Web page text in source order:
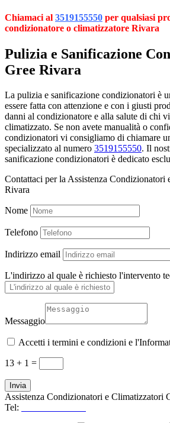
Chiamaci al 3519155550 per qualsiasi
condizionatore o climatizzatore Rivara
Pulizia e Sanificazione
Gree Rivara
La pulizia e sanificazione condizionatori è
essere fatta con attenzione e con i giusti
danni al condizionatore e alla salute di chi
climatizzato. Se non avete manualità o
condizionatori vi consigliamo di chiamare
specializzato al numero 3519155550. Il
sanificazione condizionatori è dedicato
Contattaci per la Assistenza Condizionatori
Rivara
Nome
Telefono
Indirizzo email
L'indirizzo al quale è richiesto l'intervento
Messaggio
Accetti i termini e condizioni e
13 + 1 =
Invia
Assistenza Condizionatori e Climatizzatori
Tel: